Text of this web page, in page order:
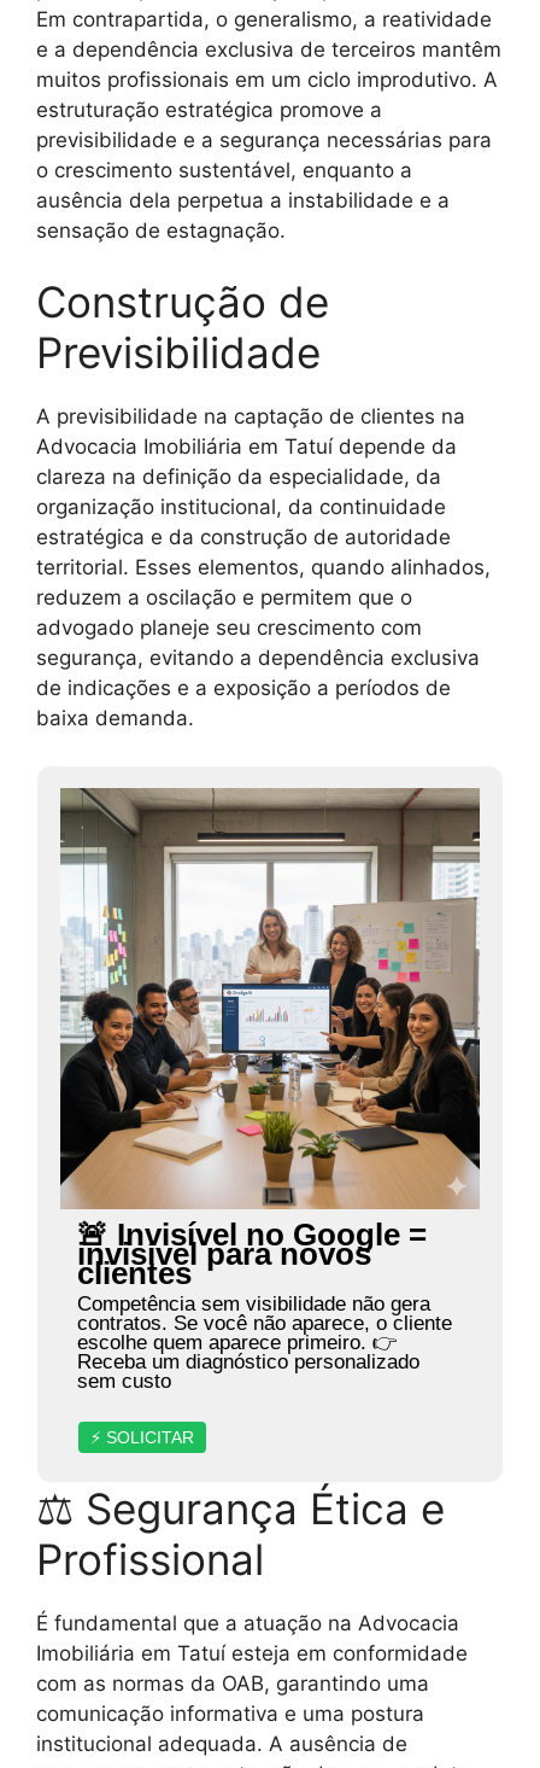
Em contrapartida, o generalismo, a reatividade
e a dependência exclusiva de terceiros mantêm
muitos profissionais em um ciclo improdutivo. A
estruturação estratégica promove a
previsibilidade e a segurança necessárias para
o crescimento sustentável, enquanto a
ausência dela perpetua a instabilidade e a
sensação de estagnação.
Construção de
Previsibilidade
A previsibilidade na captação de clientes na
Advocacia Imobiliária em Tatuí depende da
clareza na definição da especialidade, da
organização institucional, da continuidade
estratégica e da construção de autoridade
territorial. Esses elementos, quando alinhados,
reduzem a oscilação e permitem que o
advogado planeje seu crescimento com
segurança, evitando a dependência exclusiva
de indicações e a exposição a períodos de
baixa demanda.
🚨 Invisível no Google =
invisível para novos
clientes
Competência sem visibilidade não gera
contratos. Se você não aparece, o cliente
escolhe quem aparece primeiro. 👉
Receba um diagnóstico personalizado
sem custo
⚡ SOLICITAR
⚖ Segurança Ética e
Profissional
É fundamental que a atuação na Advocacia
Imobiliária em Tatuí esteja em conformidade
com as normas da OAB, garantindo uma
comunicação informativa e uma postura
institucional adequada. A ausência de